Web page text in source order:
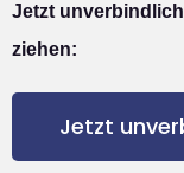
Jetzt
ziehen:
Jetzt